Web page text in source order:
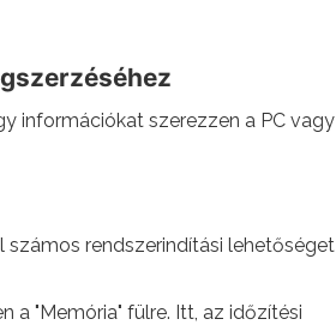
információkat szerezzen a PC vagy
rendszerindítási lehetőséget
a "Memória" fülre. Itt, az időzítési